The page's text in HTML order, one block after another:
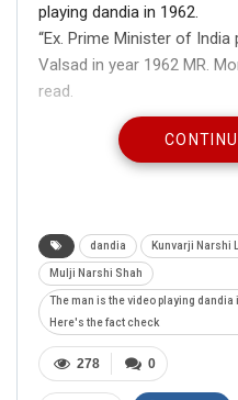
playing dandia in 1962.
“Ex. Prime Minister of India
Valsad in year 1962 MR.
read.
dandia Kunvarji Narshi
Mulji Narshi Shah
The man is the video playing
Here's the fact check
0
278